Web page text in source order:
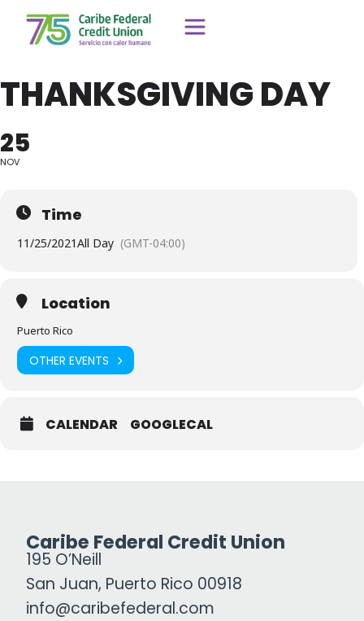
THANKSGIVING DAY
25
NOV
Time
11/25/2021All Day (GMT-04:00)
Location
Puerto Rico
OTHER EVENTS
CALENDAR GOOGLECAL
Caribe Federal Credit Union
195 O’Neill
San Juan, Puerto Rico 00918
info@caribefederal.com